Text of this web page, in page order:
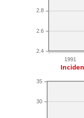
1991
2.4
2.6
2.8
30
35